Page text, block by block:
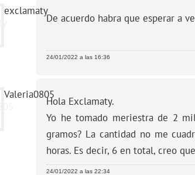
exclamaty
De acuerdo habra que esperar a
24/01/2022 a las 16:36
Valeria0805
Hola Exclamaty.
Yo he tomado meriestra de 2
gramos? La cantidad no me
horas. Es decir, 6 en total, creo
24/01/2022 a las 22:34